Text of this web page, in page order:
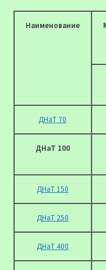
Наименование
ДНаТ 70
ДНаТ 100
ДНаТ 150
ДНаТ 250
ДНаТ 400